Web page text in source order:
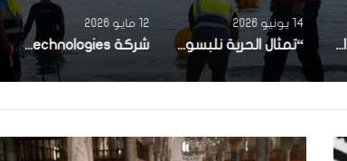
بعد نمو تجاوز 9%.. اتصالات تونس تستعيد قيادة سوق الاتصالات في تونس برقم معاملات بلغ 362 مليون دينار في ثلاثة أشهر
14 يونيو 2026
“تمثال الحرية نلبسوه سفساري”.. بأغنية لبلطي وتقنيات الذكاء الاصطناعي: أوريدو تطلق حملة اتصالية استثنائية لتشجيع المنتخب التونسي في مونديال 2026
12 مايو 2026
شركة KPIT Technologies الهندية المختصة في برمجيات سيارات المستقبل.. تطلق مركزا للهندسة البرمجية بمدينة صفاقس التونسية